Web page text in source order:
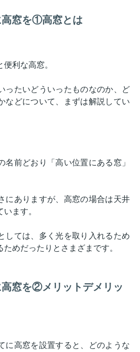
高窓を①高窓とは
利な高窓。
ったいどういったものなのか、ど
などについて、まずは解説してい
名前どおり「高い位置にある窓」
にありますが、高窓の場合は天井
ます。
しては、多く光を取り入れるため
めだったりとさまざまです。
窓を②メリットデメリッ
に高窓を設置すると、どのような